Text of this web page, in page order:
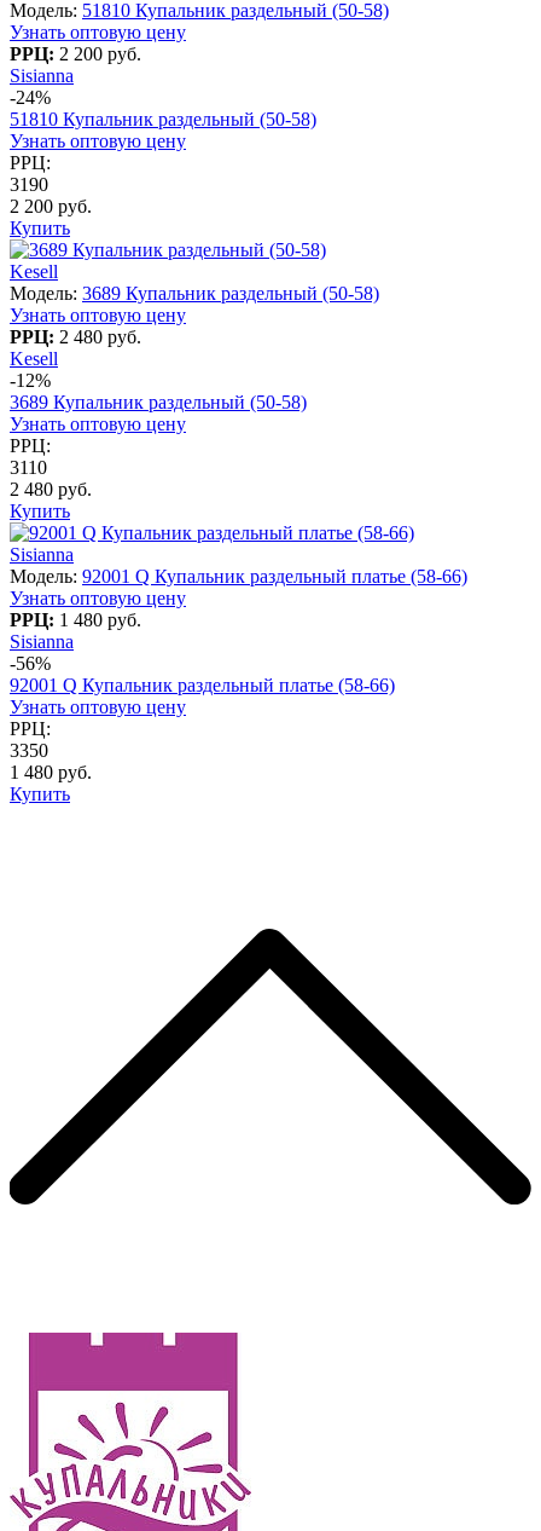
Модель: 51810 Купальник раздельный (50-58)
Узнать оптовую цену
РРЦ: 2 200 руб.
Sisianna
-24%
51810 Купальник раздельный (50-58)
Узнать оптовую цену
РРЦ:
3190
2 200 руб.
Купить
Kesell
Модель: 3689 Купальник раздельный (50-58)
Узнать оптовую цену
РРЦ: 2 480 руб.
Kesell
-12%
3689 Купальник раздельный (50-58)
Узнать оптовую цену
РРЦ:
3110
2 480 руб.
Купить
Sisianna
Модель: 92001 Q Купальник раздельный платье (58-66)
Узнать оптовую цену
РРЦ: 1 480 руб.
Sisianna
-56%
92001 Q Купальник раздельный платье (58-66)
Узнать оптовую цену
РРЦ:
3350
1 480 руб.
Купить